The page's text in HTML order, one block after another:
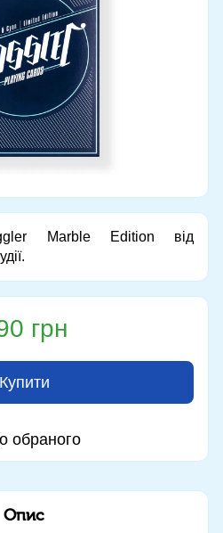
Marble Edition від
грн
Купити
обраного
Опис